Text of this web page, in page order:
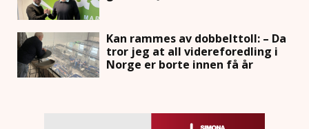
Kan rammes av dobbelttoll: – Da
tror jeg at all videreforedling i
Norge er borte innen få år